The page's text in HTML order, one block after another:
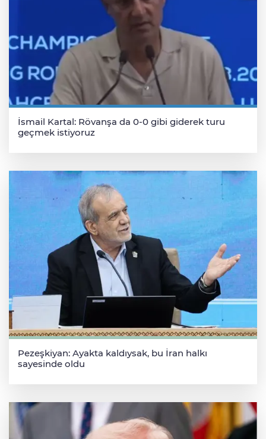
İsmail Kartal: Rövanşa da 0-0 gibi giderek turu
geçmek istiyoruz
Pezeşkiyan: Ayakta kaldıysak, bu İran halkı
sayesinde oldu